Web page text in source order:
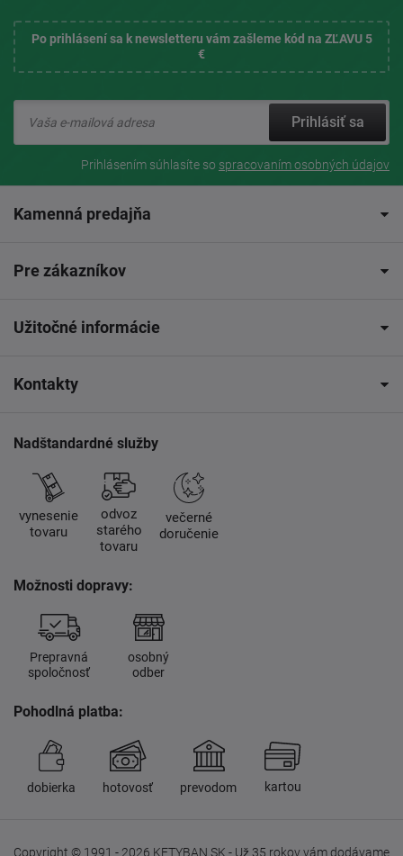
Po prihlásení sa k newsletteru vám zašleme kód na ZĽAVU 5
€
Prihlásiť sa
Prihlásením súhlasíte so spracovaním osobných údajov
Kamenná predajňa
Pre zákazníkov
Užitočné informácie
Kontakty
Nadštandardné služby
vynesenie
tovaru
odvoz
starého
tovaru
večerné
doručenie
Možnosti dopravy:
Prepravná
spoločnosť
osobný
odber
Pohodlná platba:
dobierka hotovosť prevodom kartou
Copyright © 1991 - 2026 KETYBAN.SK - Už 35 rokov vám dodávame